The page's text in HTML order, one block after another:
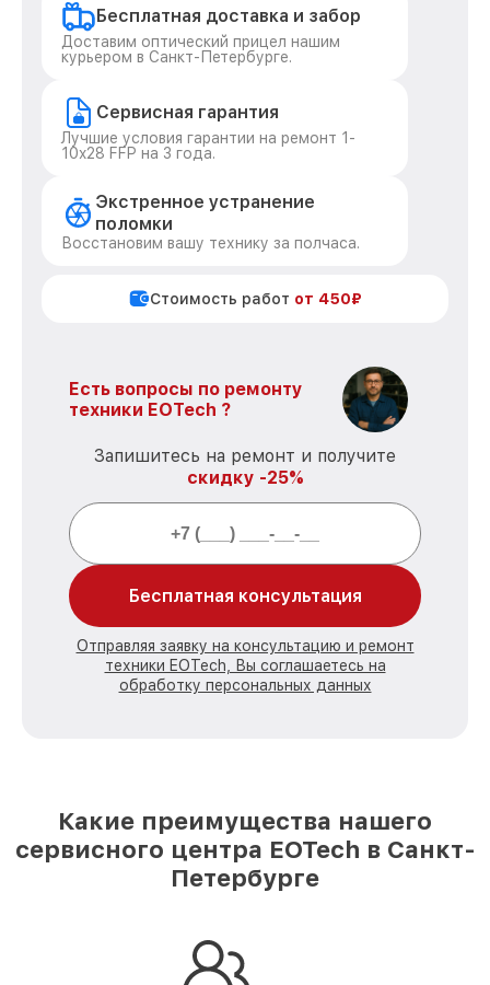
Бесплатная доставка и забор
Доставим оптический прицел нашим
курьером в Санкт-Петербурге.
Сервисная гарантия
Лучшие условия гарантии на ремонт 1-
10x28 FFP на 3 года.
Экстренное устранение
поломки
Восстановим вашу технику за полчаса.
Стоимость работ от 450₽
Есть вопросы по ремонту
техники EOTech ?
Запишитесь на ремонт и получите
скидку -25%
Бесплатная консультация
Отправляя заявку на консультацию и ремонт
техники EOTech, Вы соглашаетесь на
обработку персональных данных
Какие преимущества нашего
сервисного центра EOTech в Санкт-
Петербурге